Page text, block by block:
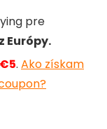
pre
Európy.
€5. Ako získam